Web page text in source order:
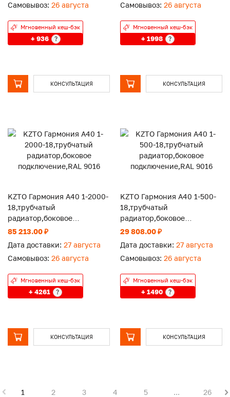
Самовывоз: 26 августа
Мгновенный кеш-бэк
+ 936 ?
КОНСУЛЬТАЦИЯ
Самовывоз: 26 августа
Мгновенный кеш-бэк
+ 1998 ?
КОНСУЛЬТАЦИЯ
KZTO Гармония А40 1-2000-
18,трубчатый
радиатор,боковое
подключение,RAL 9016
85 213.00 ₽
Дата доставки: 27 августа
Самовывоз: 26 августа
Мгновенный кеш-бэк
+ 4261 ?
КОНСУЛЬТАЦИЯ
KZTO Гармония А40 1-500-
18,трубчатый
радиатор,боковое
подключение,RAL 9016
29 808.00 ₽
Дата доставки: 27 августа
Самовывоз: 26 августа
Мгновенный кеш-бэк
+ 1490 ?
КОНСУЛЬТАЦИЯ
1 2 3 4 5 ... 26